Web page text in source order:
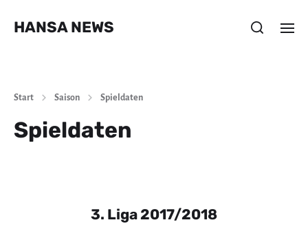
HANSA NEWS
Start Saison Spieldaten
Spieldaten
3. Liga 2017/2018